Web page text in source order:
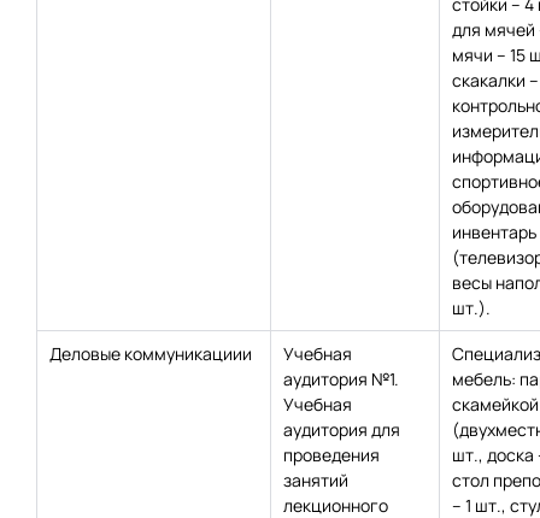
для мячей
мячи – 15
скакалки
инвентарь
весы
шт.).
Деловые коммуникациии
Учебная
аудитория №1.
Учебная
аудитория для
проведения
занятий
лекционного
мебель:
скамейкой
шт., доска
стол
– 1 шт.,